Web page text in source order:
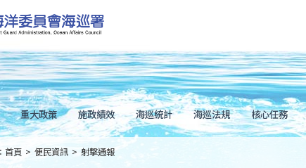
重大政策 施政績效 海巡統計 海巡法規 核心任務
首頁 > 便民資訊 > 射擊通報